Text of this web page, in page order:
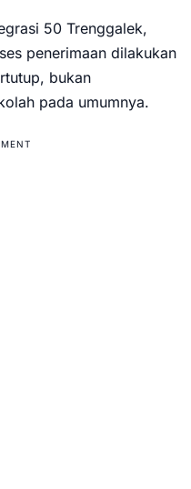
50 Trenggalek,
penerimaan dilakukan
bukan
pada umumnya.